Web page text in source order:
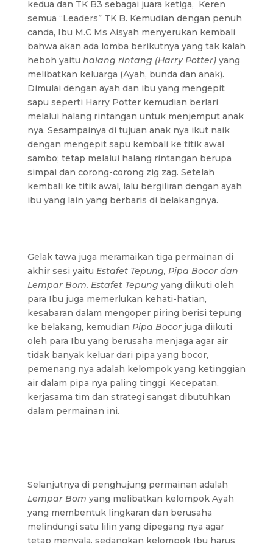
kedua dan TK B3 sebagai juara ketiga, Keren
semua “Leaders” TK B. Kemudian dengan penuh
canda, Ibu M.C Ms Aisyah menyerukan kembali
bahwa akan ada lomba berikutnya yang tak kalah
heboh yaitu halang rintang (Harry Potter) yang
melibatkan keluarga (Ayah, bunda dan anak).
Dimulai dengan ayah dan ibu yang mengepit
sapu seperti Harry Potter kemudian berlari
melalui halang rintangan untuk menjemput anak
nya. Sesampainya di tujuan anak nya ikut naik
dengan mengepit sapu kembali ke titik awal
sambo; tetap melalui halang rintangan berupa
simpai dan corong-corong zig zag. Setelah
kembali ke titik awal, lalu bergiliran dengan ayah
ibu yang lain yang berbaris di belakangnya.
Gelak tawa juga meramaikan tiga permainan di
akhir sesi yaitu Estafet Tepung, Pipa Bocor dan
Lempar Bom. Estafet Tepung yang diikuti oleh
para Ibu juga memerlukan kehati-hatian,
kesabaran dalam mengoper piring berisi tepung
ke belakang, kemudian Pipa Bocorjuga diikuti
oleh para Ibu yang berusaha menjaga agar air
tidak banyak keluar dari pipa yang bocor,
pemenang nya adalah kelompok yang ketinggian
air dalam pipa nya paling tinggi. Kecepatan,
kerjasama tim dan strategi sangat dibutuhkan
dalam permainan ini.
Selanjutnya di penghujung permainan adalah
Lempar Bom yang melibatkan kelompok Ayah
yang membentuk lingkaran dan berusaha
melindungi satu lilin yang dipegang nya agar
tetap menyala, sedangkan kelompok Ibu harus